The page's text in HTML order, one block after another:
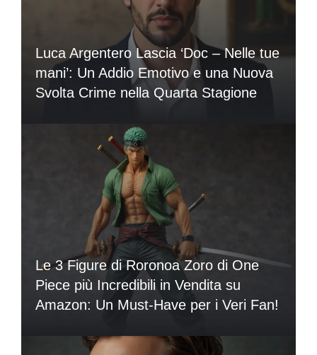
Luca Argentero Lascia ‘Doc – Nelle tue
mani’: Un Addio Emotivo e una Nuova
Svolta Crime nella Quarta Stagione
Le 3 Figure di Roronoa Zoro di One
Piece più Incredibili in Vendita su
Amazon: Un Must-Have per i Veri Fan!